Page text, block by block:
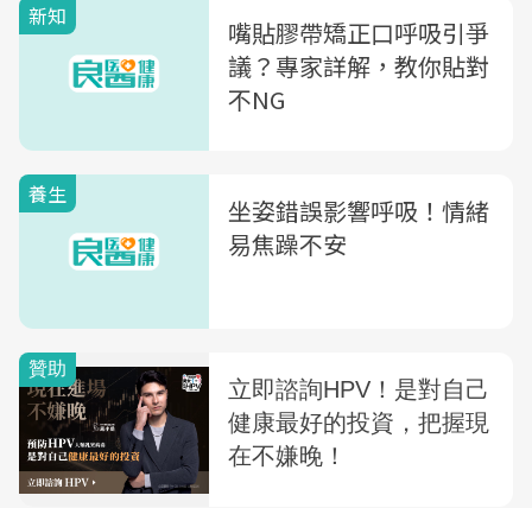
新知
嘴貼膠帶矯正口呼吸引爭
議？專家詳解，教你貼對
不NG
養生
坐姿錯誤影響呼吸！情緒
易焦躁不安